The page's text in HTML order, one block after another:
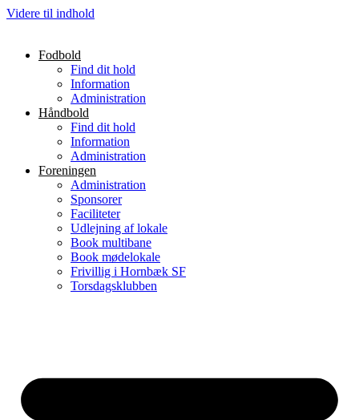
Videre til indhold
Fodbold
Find dit hold
Information
Administration
Håndbold
Find dit hold
Information
Administration
Foreningen
Administration
Sponsorer
Faciliteter
Udlejning af lokale
Book multibane
Book mødelokale
Frivillig i Hornbæk SF
Torsdagsklubben